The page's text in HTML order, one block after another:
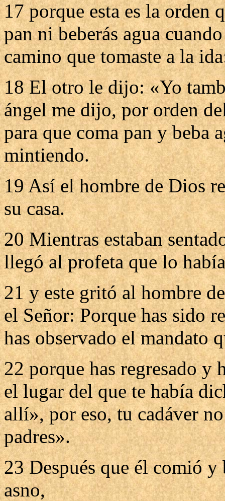
17 porque esta es la orden
pan ni beberás agua
camino que tomaste a la
18 El otro le dijo: «Yo
ángel me dijo, por orden
para que coma pan y beba
mintiendo.
19 Así el hombre de Dios
su casa.
20 Mientras estaban
llegó al profeta que lo
21 y este gritó al hombre
el Señor: Porque has sido
has observado el mandato
22 porque has regresado y
el lugar del que te había
allí», por eso, tu cadáver
padres».
23 Después que él comió
asno,